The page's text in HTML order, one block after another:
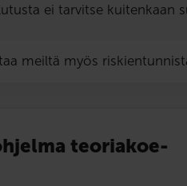
ei tarvitse kuitenkaan
meiltä myös
teoriakoe­